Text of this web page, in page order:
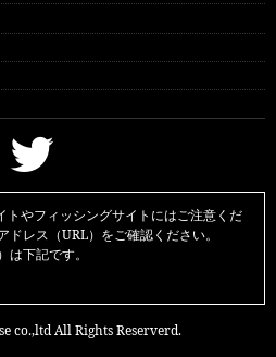
トやフィッシングサイトにはご注意くだ
レス（URL）をご確認ください。
下記です。
co.,ltd All Rights Reserverd.